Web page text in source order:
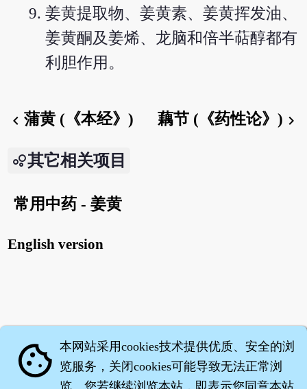
姜黄提取物、姜黄素、姜黄挥发油、
姜黄酮及姜烯、龙脑和倍半萜醇都有
利胆作用。
chevron_left蒲黄 (《本经》) 藕节 (《药性论》) chevron_right
其它相关项目
常用中药 - 姜黄
English version
cookie 本网站采用cookies技术提供优质、安全的浏
览服务，关闭cookies可能导致无法正常浏
览。您若继续浏览本站，即表示您同意本站